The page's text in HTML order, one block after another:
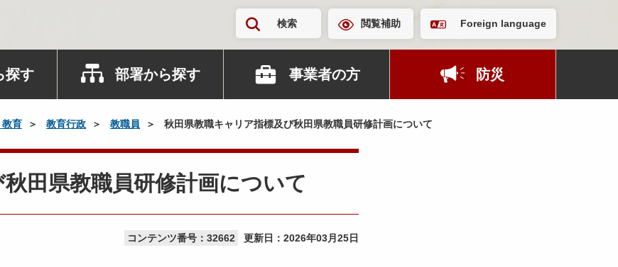
検索 閲覧補助 Foreign language
探す 部署から探す 事業者の方 防災
教育 教育行政 教職員 秋田県教職キャリア指標及び秋田県教職員研修計画について
田県教職員研修計画について
コンテンツ番号：32662 更新日： 2026年03月25日